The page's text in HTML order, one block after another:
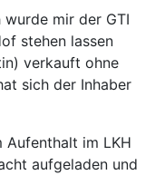
mir der GTI
stehen lassen
verkauft ohne
sich der Inhaber
Aufenthalt im LKH
aufgeladen und